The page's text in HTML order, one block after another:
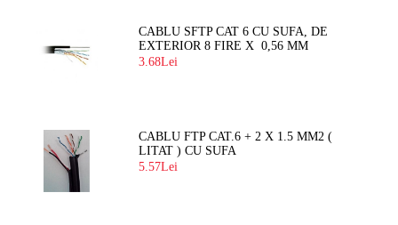
CABLU SFTP CAT 6 CU SUFA, DE
EXTERIOR 8 FIRE X 0,56 MM
3.68Lei
CABLU FTP CAT.6 + 2 X 1.5 MM2 (
LITAT ) CU SUFA
5.57Lei